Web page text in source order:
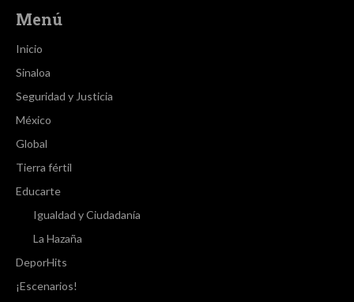
Menú
Inicio
Sinaloa
Seguridad y Justicia
México
Global
Tierra fértil
Educarte
Igualdad y Ciudadanía
La Hazaña
DeporHits
¡Escenarios!